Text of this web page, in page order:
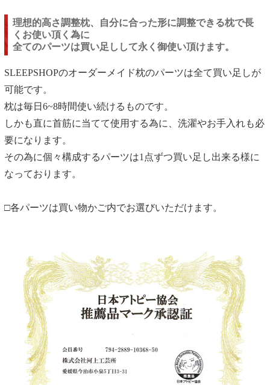
理想的高さ調整枕、自分に合った形に調整できる枕で長
くお使い頂く為に
全てのパーツは買い足しして永く御使い頂けます。
SLEEPSHOPのオーダーメイド枕のパーツは全て買い足しが
可能です。
枕は毎日6~8時間使い続けるものです。
しかも直に首筋に当てて使用する為に、洗濯やお手入れも必
要になります。
その為に個々構成するパーツは1点ずつ買い足し出来る様に
なっております。
□各パーツは買い物かご内でお選びいただけます。